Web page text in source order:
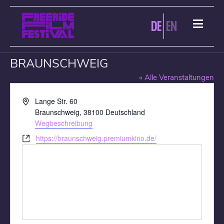
DE EN
ASTOR FILMTHEATER
BRAUNSCHWEIG
« Alle Veranstaltungen
AdresseLange Str. 60
Braunschweig, 38100 Deutschland
Wegbeschreibung
Webseitehttps://braunschweig.premiumkino.de/